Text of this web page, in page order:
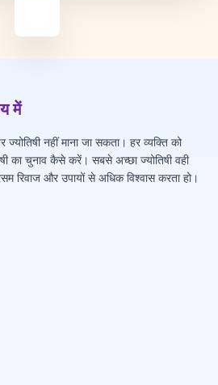
में
ज्योतिषी नहीं माना जा सकता। हर व्यक्ति को
का चुनाव कैसे करें। सबसे अच्छा ज्योतिषी वही
रिवाज और उपायों से अधिक विश्वास करता हो।